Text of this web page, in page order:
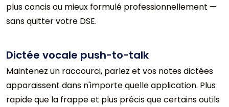
plus concis ou mieux formulé professionnellement —
sans quitter votre DSE.
Dictée vocale push-to-talk
Maintenez un raccourci, parlez et vos notes dictées
apparaissent dans n'importe quelle application. Plus
rapide que la frappe et plus précis que certains outils